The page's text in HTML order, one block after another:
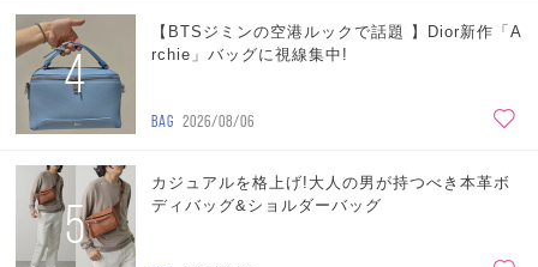
4
【BTSジミンの空港ルックで話題 】Dior新作「A
rchie」バッグに視線集中!
BAG 2026/08/06
5
カジュアルを格上げ!大人の男が持つべき本革ボ
ディバッグ&ショルダーバッグ